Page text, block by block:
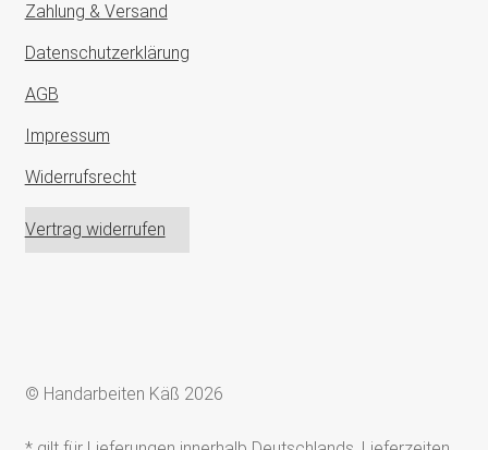
Zahlung & Versand
Datenschutzerklärung
AGB
Impressum
Widerrufsrecht
Vertrag widerrufen
© Handarbeiten Käß 2026